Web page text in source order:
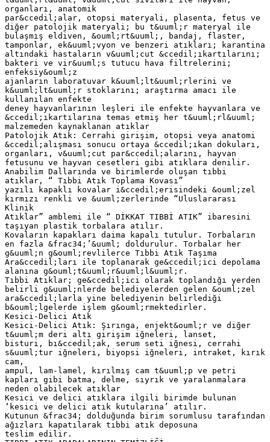
organları, anatomik
par&ccedil;alar, otopsi materyali, plasenta, fetus ve
diğer patolojik materyali; bu t&uuml;r materyal ile
bulaşmış eldiven, &ouml;rt&uuml;, bandaj, flaster,
tamponlar, ek&uuml;vyon ve benzeri atıkları; karantina
altındaki hastaların v&uuml;cut &ccedil;ıkartılarını;
bakteri ve vir&uuml;s tutucu hava filtrelerini;
enfeksiy&ouml;z
ajanların laboratuvar k&uuml;lt&uuml;rlerini ve
k&uuml;lt&uuml;r stoklarını; araştırma amacı ile
kullanılan enfekte
deney hayvanlarının leşleri ile enfekte hayvanlara ve
&ccedil;ıkartılarına temas etmiş her t&uuml;rl&uuml;
malzemeden kaynaklanan atıklar
Patolojik Atık: Cerrahi girişim, otopsi veya anatomi
&ccedil;alışması sonucu ortaya &ccedil;ıkan dokuları,
organları, v&uuml;cut par&ccedil;alarını, hayvan
fetusunu ve hayvan cesetleri gibi atıklara denilir.
Anabilim Dallarında ve birimlerde oluşan tıbbi
atıklar, “ Tıbbi Atık Toplama Kovası”
yazılı kapaklı kovalar i&ccedil;erisindeki &ouml;zel
kırmızı renkli ve &uuml;zerlerinde “Uluslararası
Klinik
Atıklar” amblemi ile “ DİKKAT TIBBİ ATIK” ibaresini
taşıyan plastik torbalara atılır.
Kovaların kapakları daima kapalı tutulur. Torbaların
en fazla &frac34;’&uuml; doldurulur. Torbalar her
g&uuml;n g&ouml;revlilerce Tıbbi Atık Taşıma
Ara&ccedil;ları ile toplanarak ge&ccedil;ici depolama
alanına g&ouml;t&uuml;r&uuml;l&uuml;r.
Tıbbi Atıklar; ge&ccedil;ici olarak toplandığı yerden
belirli g&uuml;nlerde belediyelerden gelen &ouml;zel
ara&ccedil;larla yine belediyenin belirlediği
b&ouml;lgelerde işlem g&ouml;rmektedirler.
Kesici-Delici Atık
Kesici-Delici Atık: Şırınga, enjekt&ouml;r ve diğer
t&uuml;m deri altı girişim iğneleri, lanset,
bisturi, bı&ccedil;ak, serum seti iğnesi, cerrahi
s&uuml;tur iğneleri, biyopsi iğneleri, intraket, kırık
cam,
ampul, lam-lamel, kırılmış cam t&uuml;p ve petri
kapları gibi batma, delme, sıyrık ve yaralanmalara
neden olabilecek atıklar
Kesici ve delici atıklara ilgili birimde bulunan
‘kesici ve delici atık kutularına’ atılır.
Kutunun &frac34; dolduğunda birim sorumlusu tarafından
ağızları kapatılarak tıbbi atık deposuna
teslim edilir.